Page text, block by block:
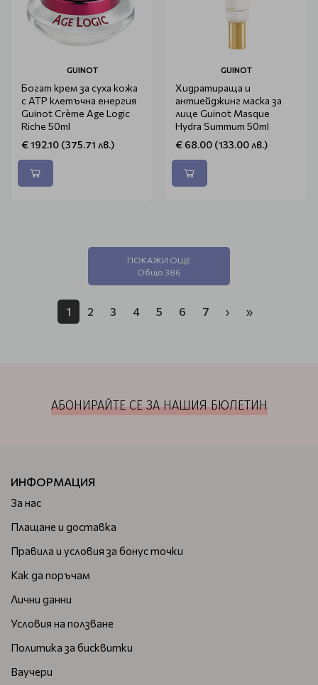
GUINOT
Богат крем за суха кожа
с ATP клетъчна енергия
Guinot Crème Age Logic
Riche 50ml
€ 192.10 (375.71 лв.)
GUINOT
Хидратираща и
антиейджинг маска за
лице Guinot Masque
Hydra Summum 50ml
€ 68.00 (133.00 лв.)
ПОКАЖИ ОЩЕ
Общо 386
1 2 3 4 5 6 7 › »
АБОНИРАЙТЕ СЕ ЗА НАШИЯ БЮЛЕТИН
ИНФОРМАЦИЯ
За нас
Плащане и доставка
Правила и условия за бонус точки
Как да поръчам
Лични данни
Условия на ползване
Политика за бисквитки
Ваучери